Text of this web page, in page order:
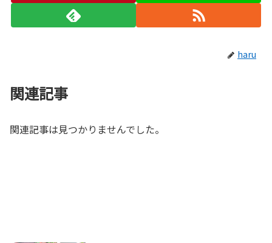
haru
関連記事
関連記事は見つかりませんでした。